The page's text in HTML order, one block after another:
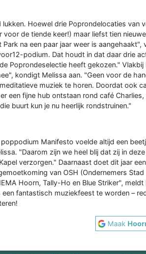
Hoewel drie Poprondelocaties van
voor de tiende keer!) maar liefst tien
na een paar jaar weer is aangehaakt",
podium. Dat houdt in dat daar drie
Poprondeselectie heeft gekozen."
kondigt Melissa aan. "Geen voor de
muziek te horen. Doordat ook
een fijne hub ontstaan rond café
buurt kun je nu heerlijk rondstruinen."
Manifesto voelde altijd een
"Daarom zijn we heel blij dat zij in
verzorgen." Daarnaast doet dit jaar
van OSH (Ondernemers
Hoorn, Tally-Ho en Blue Striker",
fantastisch muziekfeest te worden –
Maak